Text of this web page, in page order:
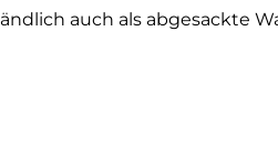
auch als abgesackte